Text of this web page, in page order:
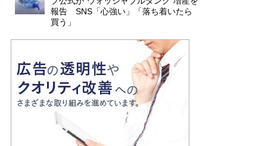
報告 SNS「心強い」「落ち着いたら
買う」